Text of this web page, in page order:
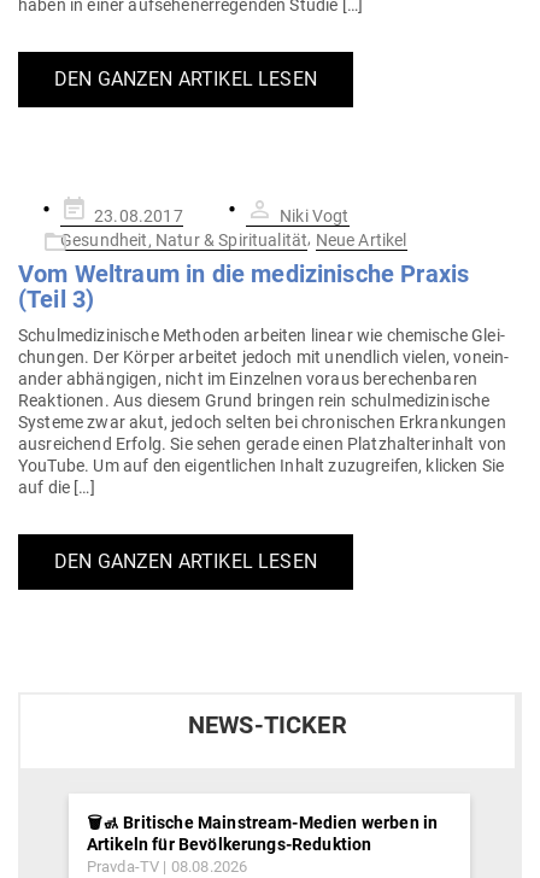
haben in einer auf­se­hen­er­re­genden Studie […]
DEN GANZEN ARTIKEL LESEN
Gepostet
am
23.08.2017
Niki Vogt
Gesundheit, Natur & Spiritualität, Neue Artikel
Vom Weltraum in die medi­zi­nische Praxis
(Teil 3)
Schul­me­di­zi­nische Methoden arbeiten linear wie che­mische Glei­
chungen. Der Körper arbeitet jedoch mit unendlich vielen, von­ein­
ander abhän­gigen, nicht im Ein­zelnen voraus bere­chen­baren
Reak­tionen. Aus diesem Grund bringen rein schul­me­di­zi­nische
Systeme zwar akut, jedoch selten bei chro­ni­schen Erkran­kungen
aus­rei­chend Erfolg. Sie sehen gerade einen Platz­hal­ter­inhalt von
YouTube. Um auf den eigent­lichen Inhalt zuzu­greifen, klicken Sie
auf die […]
DEN GANZEN ARTIKEL LESEN
NEWS-TICKER
🗑️🚮 Britische Mainstream-Medien werben in
Artikeln für Bevölkerungs-Reduktion
Pravda-TV 08.08.2026